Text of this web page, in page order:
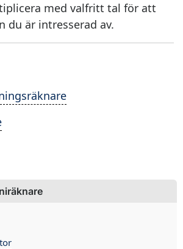
med valfritt tal för att
du är intresserad av.